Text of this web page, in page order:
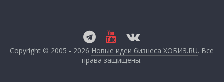
Copyright © 2005 - 2026 Новые идеи бизнеса ХОБИЗ.RU. Все
права защищены.